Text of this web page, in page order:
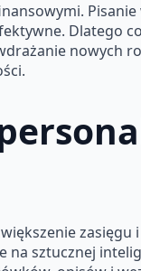
Dlatego
nowych
zasięgu
sztucznej